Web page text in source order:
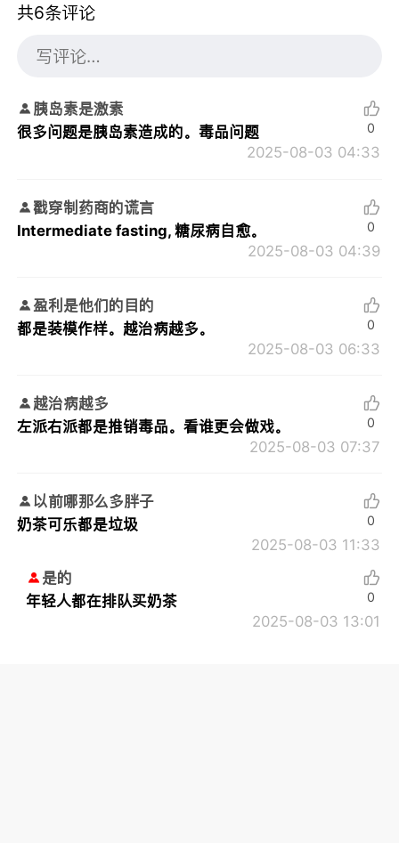
共6条评论
胰岛素是激素
很多问题是胰岛素造成的。毒品问题
2025-08-03 04:33
0
戳穿制药商的谎言
Intermediate fasting, 糖尿病自愈。
2025-08-03 04:39
0
盈利是他们的目的
都是装模作样。越治病越多。
2025-08-03 06:33
0
越治病越多
左派右派都是推销毒品。看谁更会做戏。
2025-08-03 07:37
0
以前哪那么多胖子
奶茶可乐都是垃圾
2025-08-03 11:33
0
是的
年轻人都在排队买奶茶
2025-08-03 13:01
0